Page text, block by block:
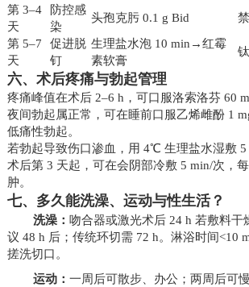
第 3–4
天
防控感
染
头孢克肟 0.1 g Bid
第 5–7
天
促进脱
钉
生理盐水泡 10 min→红霉
素软膏
六、术后疼痛与勃起管理
疼痛峰值在术后 2–6 h，可口服洛索洛芬 60
夜间勃起属正常，可在睡前口服乙烯雌酚 1
低痛性勃起。
若勃起导致伤口渗血，用 4℃ 生理盐水湿敷 5
术后第 3 天起，可在会阴部冷敷 5 min/次，
肿。
七、多久能洗澡、运动与性生活？
洗澡： 吻合器或激光术后 24 h 若敷料干
议 48 h 后；传统环切需 72 h。淋浴时间<10
搓洗切口。
运动： 一周后可散步、办公；两周后可